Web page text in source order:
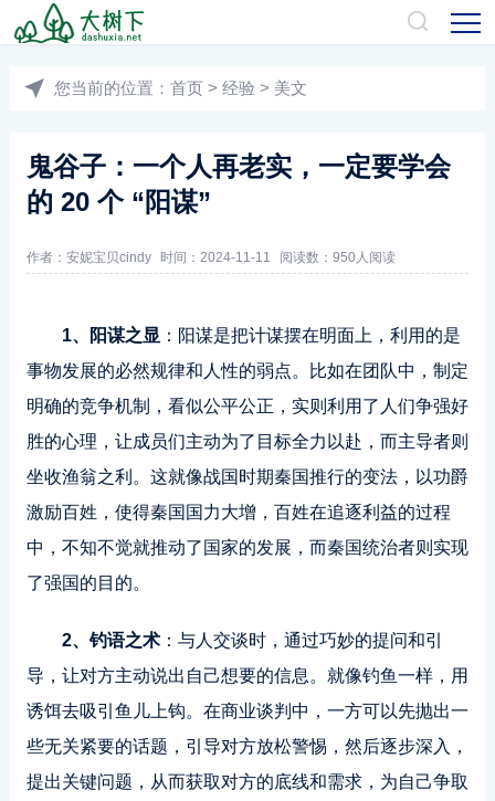
您当前的位置： 首页 > 经验 > 美文
鬼谷子：一个人再老实，一定要学会
的 20 个 “阳谋”
作者： 安妮宝贝cindy 时间：2024-11-11 阅读数： 950人阅读
1、阳谋之显 ：阳谋是把计谋摆在明面上，利用的是
事物发展的必然规律和人性的弱点。比如在团队中，制定
明确的竞争机制，看似公平公正，实则利用了人们争强好
胜的心理，让成员们主动为了目标全力以赴，而主导者则
坐收渔翁之利。这就像战国时期秦国推行的变法，以功爵
激励百姓，使得秦国国力大增，百姓在追逐利益的过程
中，不知不觉就推动了国家的发展，而秦国统治者则实现
了强国的目的。
2、钓语之术：与人交谈时，通过巧妙的提问和引
导，让对方主动说出自己想要的信息。就像钓鱼一样，用
诱饵去吸引鱼儿上钩。在商业谈判中，一方可以先抛出一
些无关紧要的话题，引导对方放松警惕，然后逐步深入，
提出关键问题，从而获取对方的底线和需求，为自己争取